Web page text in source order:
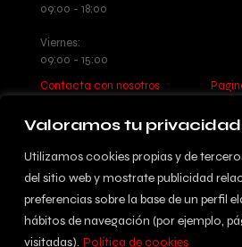
Valoramos tu privacidad
Utilizamos cookies propias y de
del sitio web y mostrate publicidad
preferencias sobre la base de un perfil
hábitos de navegación (por ejemplo,
visitadas). Política de cookies
09:00 - 18:00
Viernes:
09:00 - 15:00
Contacta con nosotros
Escribenos:
info@betatrueba.com